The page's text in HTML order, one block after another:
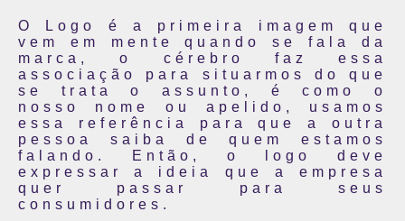
O Logo é a primeira imagem que
vem em mente quando se fala da
marca, o cérebro faz essa
associação para situarmos do que
se trata o assunto, é como o
nosso nome ou apelido, usamos
essa referência para que a outra
pessoa saiba de quem estamos
falando. Então, o logo deve
expressar a ideia que a empresa
quer passar para seus
consumidores.